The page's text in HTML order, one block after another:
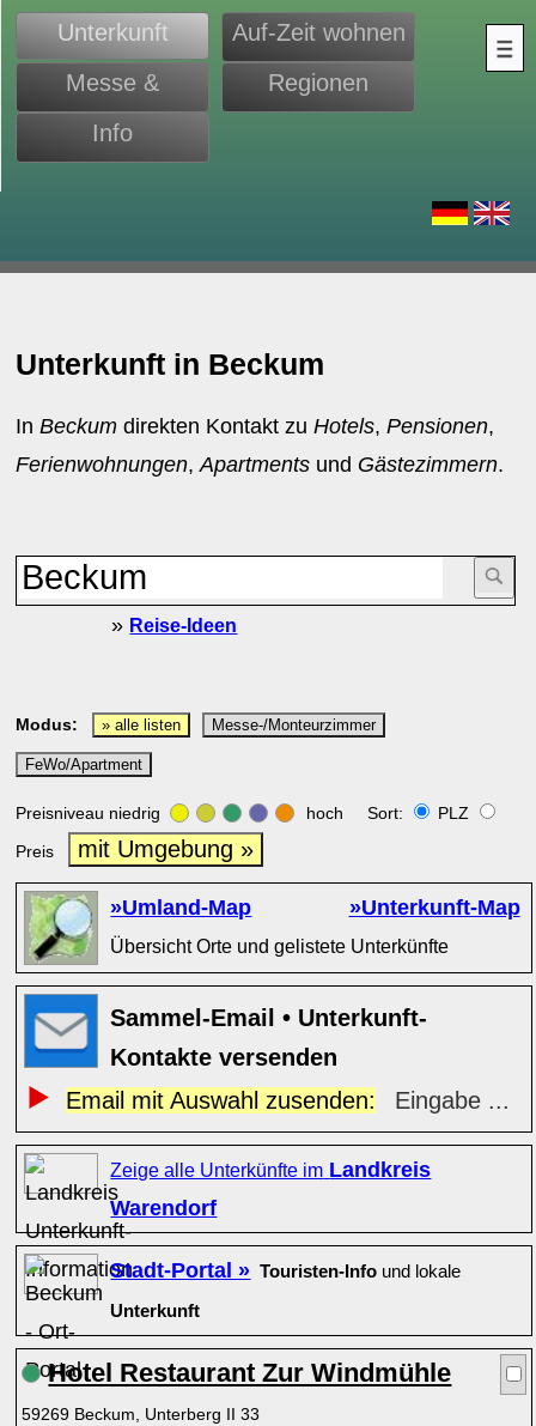
Unterkunft
Auf-Zeit wohnen
Messe &
Monteure
Regionen
Info
Unterkunft in Beckum
InBeckum direkten Kontakt zuHotels,Pensionen,
Ferienwohnungen,Apartments und Gästezimmern.
» Reise-Ideen
Modus: » alle listen Messe-/Monteurzimmer
FeWo/Apartment
Preisniveau niedrig hoch Sort:
PLZ
Preis
mit Umgebung »
»Umland-Map »Unterkunft-Map
Übersicht Orte und gelistete Unterkünfte
Sammel-Email • Unterkunft-
Kontakte versenden
Email mit Auswahl zusenden:
Eingabe ...
Zeige alle Unterkünfte im Landkreis
Warendorf
Stadt-Portal » Touristen-Info und lokale
Unterkunft
Hotel Restaurant Zur Windmühle
59269 Beckum, Unterberg II 33